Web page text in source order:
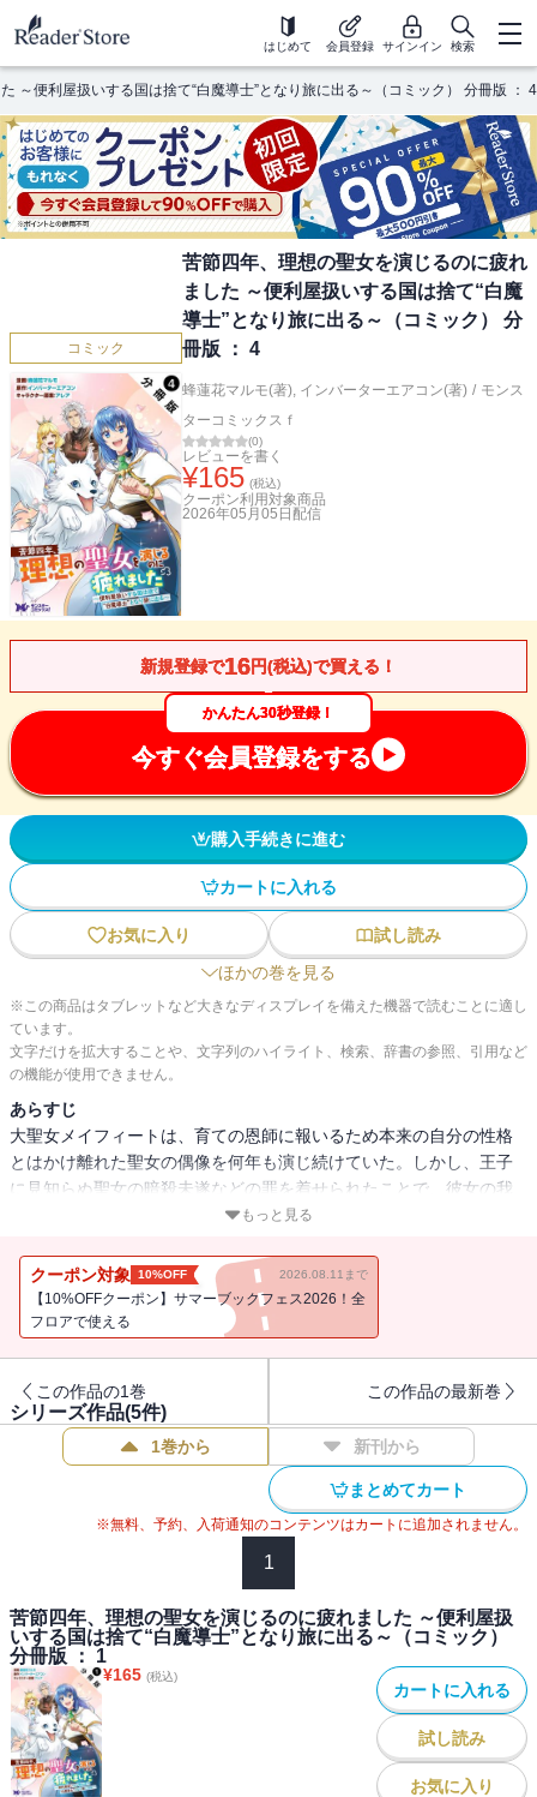
はじめて 会員登録 サインイン 検索
～便利屋扱いする国は捨て“白魔導士”となり旅に出る～（コミック） 分冊版 ： 4
コミック
苦節四年、理想の聖女を演じるのに疲れ
ました ～便利屋扱いする国は捨て“白魔
導士”となり旅に出る～（コミック） 分
冊版 ： 4
蜂蓮花マルモ(著), インバーターエアコン(著) / モンス
ターコミックスｆ
(0)
レビューを書く
¥165 (税込)
クーポン利用対象商品
2026年05月05日 配信
新規登録で16円(税込)で買える！
かんたん30秒登録！
今すぐ会員登録をする
購入手続きに進む
カートに入れる
お気に入り
試し読み
ほかの巻を見る
※この商品はタブレットなど大きなディスプレイを備えた機器で読むことに適し
ています。
文字だけを拡大することや、文字列のハイライト、検索、辞書の参照、引用など
の機能が使用できません。
あらすじ
大聖女メイフィートは、育ての恩師に報いるため本来の自分の性格
とはかけ離れた聖女の偶像を何年も演じ続けていた。しかし、王子
に見知らぬ聖女の暗殺未遂などの罪を着せられたことで、彼女の我
慢はとうとう限界を迎え、王子を物理的にぶっ飛ばすなど大暴
フィートだったが、旅に出てすぐに獣人たちの騒動に巻き込まれて
しまい・・・・・・。強化した拳や魔法で敵を粉砕!? 猫を被ってい
た元大聖女による冒険漫喫ファンタジー、待望のコミカライズ！
もっと見る
クーポン対象 10%OFF 2026.08.11まで
【10%OFFクーポン】サマーブックフェス2026！全
フロアで使える
この作品の1巻 この作品の最新巻
シリーズ作品(5件)
1巻から 新刊から
まとめてカート
※無料、予約、入荷通知のコンテンツはカートに追加されません。
1
苦節四年、理想の聖女を演じるのに疲れました ～便利屋扱
いする国は捨て“白魔導士”となり旅に出る～（コミック）
分冊版 ： 1
¥165 (税込)
カートに入れる
試し読み
お気に入り